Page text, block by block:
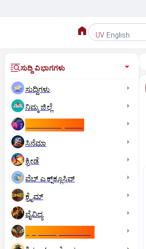
UV English
ಸುದ್ದಿ ವಿಭಾಗಗಳು
ಸುದ್ದಿಗಳು
ನಿಮ್ಮ ಜಿಲ್ಲೆ
ಸಿನೆಮಾ
ಕ್ರೀಡೆ
ವೆಬ್ ಎಕ್ಸ್‌ಕ್ಲೂಸಿವ್
ಕ್ರೈಮ್
ವೈವಿಧ್ಯ